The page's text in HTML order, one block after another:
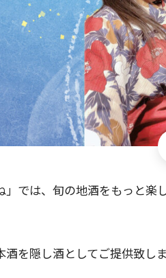
では、旬の地酒をもっと楽
を隠し酒としてご提供致しま